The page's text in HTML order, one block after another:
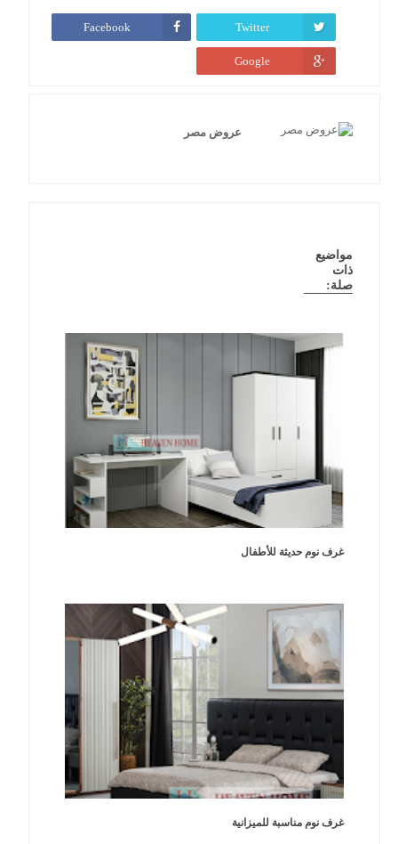
Twitter
Facebook
Google
عروض مصر
مواضيع
ذات
صلة:
غرف نوم حديثة للأطفال
غرف نوم مناسبة للميزانية